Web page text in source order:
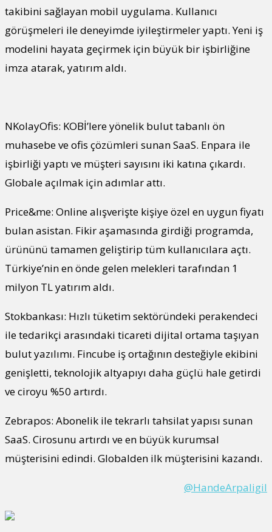
takibini sağlayan mobil uygulama. Kullanıcı
görüşmeleri ile deneyimde iyileştirmeler yaptı. Yeni iş
modelini hayata geçirmek için büyük bir işbirliğine
imza atarak, yatırım aldı.
NKolayOfis: KOBİ’lere yönelik bulut tabanlı ön
muhasebe ve ofis çözümleri sunan SaaS. Enpara ile
işbirliği yaptı ve müşteri sayısını iki katına çıkardı.
Globale açılmak için adımlar attı.
Price&me: Online alışverişte kişiye özel en uygun fiyatı
bulan asistan. Fikir aşamasında girdiği programda,
ürününü tamamen geliştirip tüm kullanıcılara açtı.
Türkiye’nin en önde gelen melekleri tarafından 1
milyon TL yatırım aldı.
Stokbankası: Hızlı tüketim sektöründeki perakendeci
ile tedarikçi arasındaki ticareti dijital ortama taşıyan
bulut yazılımı. Fincube iş ortağının desteğiyle ekibini
genişletti, teknolojik altyapıyı daha güçlü hale getirdi
ve ciroyu %50 artırdı.
Zebrapos: Abonelik ile tekrarlı tahsilat yapısı sunan
SaaS. Cirosunu artırdı ve en büyük kurumsal
müşterisini edindi. Globalden ilk müşterisini kazandı.
@HandeArpaligil